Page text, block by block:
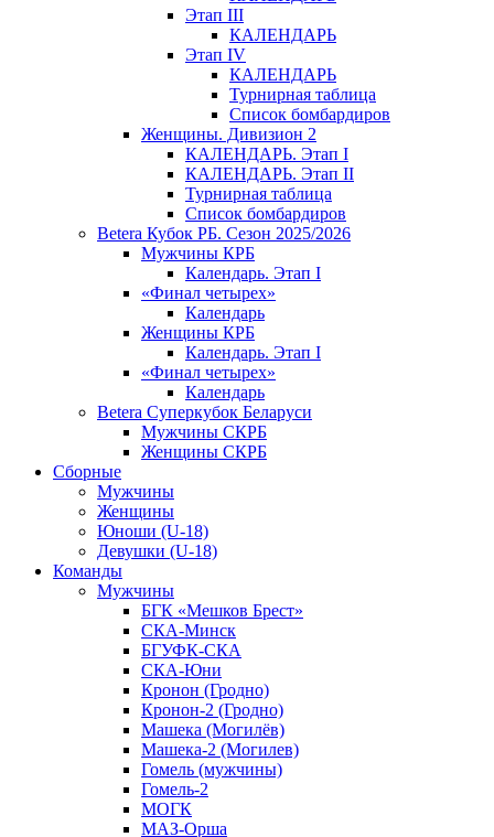
Этап III
КАЛЕНДАРЬ
Этап IV
КАЛЕНДАРЬ
Турнирная таблица
Список бомбардиров
Женщины. Дивизион 2
КАЛЕНДАРЬ. Этап I
КАЛЕНДАРЬ. Этап II
Турнирная таблица
Список бомбардиров
Betera Кубок РБ. Сезон 2025/2026
Мужчины КРБ
Календарь. Этап I
«Финал четырех»
Календарь
Женщины КРБ
Календарь. Этап I
«Финал четырех»
Календарь
Betera Суперкубок Беларуси
Мужчины СКРБ
Женщины СКРБ
Сборные
Мужчины
Женщины
Юноши (U-18)
Девушки (U-18)
Команды
Мужчины
БГК «Мешков Брест»
СКА-Минск
БГУФК-СКА
СКА-Юни
Кронон (Гродно)
Кронон-2 (Гродно)
Машека (Могилёв)
Машека-2 (Могилев)
Гомель (мужчины)
Гомель-2
МОГК
МАЗ-Орша